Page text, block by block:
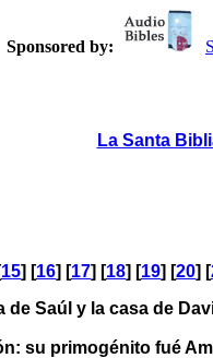
Sponsored by:
La Santa
15] [16] [17] [18] [19] [20] [
de Saúl y la casa de
su primogénito fué